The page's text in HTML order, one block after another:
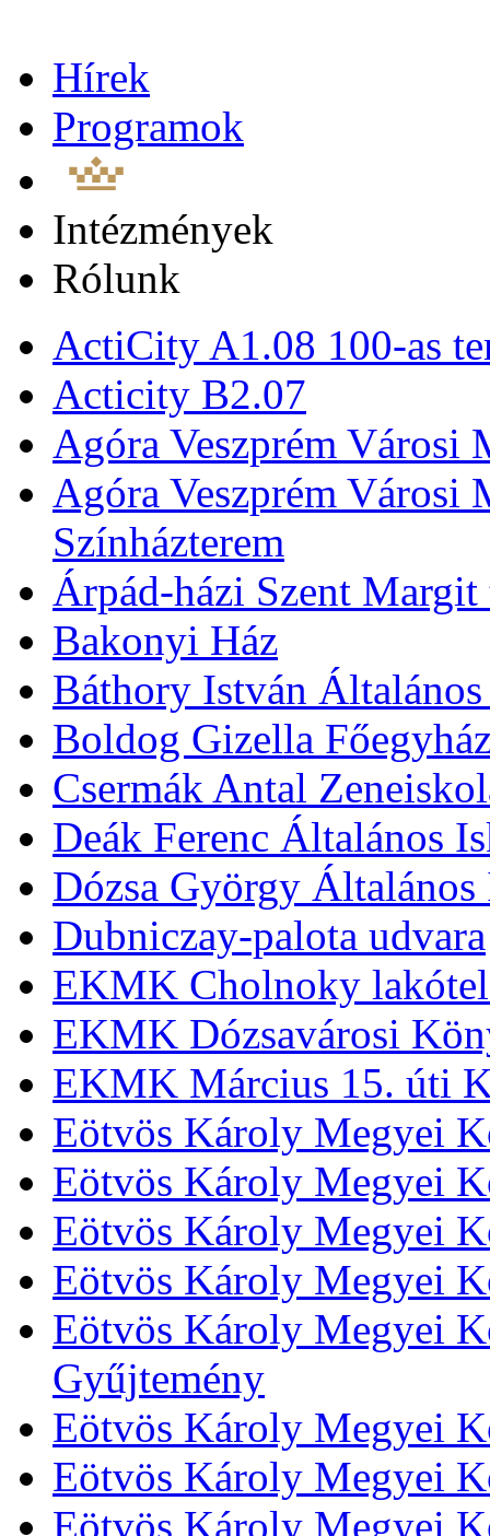
Hírek
Programok
Intézmények
Rólunk
ActiCity A1.08 100-as
Acticity B2.07
Agóra Veszprém Városi
Agóra Veszprém Városi
Színházterem
Árpád-házi Szent
Bakonyi Ház
Báthory István
Boldog Gizella
Csermák Antal
Deák Ferenc Általános
Dózsa György Általános
Dubniczay-palota udvara
EKMK Cholnoky
EKMK Dózsavárosi
EKMK Március 15. úti
Eötvös Károly Megyei
Eötvös Károly Megyei
Eötvös Károly Megyei
Eötvös Károly Megyei
Eötvös Károly Megyei
Gyűjtemény
Eötvös Károly Megyei
Eötvös Károly Megyei
Eötvös Károly Megyei